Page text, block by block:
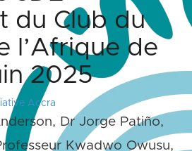
du Club du
l’Afrique de
2025
Accra
Dr Jorge Patiño,
Kwadwo Owusu,